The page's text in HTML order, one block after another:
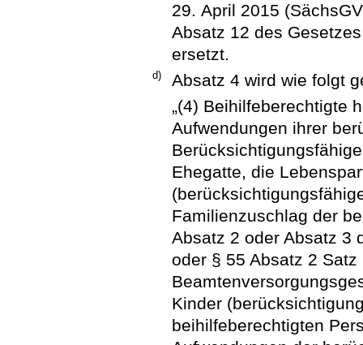
29. April 2015
Absatz 12 des
ersetzt.
d)
Absatz 4 wird wie folgt
„(4) Beihilfeberechtigte
Aufwendungen ihrer
Ehegatte, die
Familienzuschlag der
Absatz 2 oder Absatz 3
oder § 55 Absatz 2
Kinder
beihilfeberechtigten